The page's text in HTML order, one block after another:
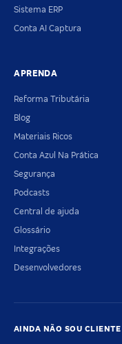
Sistema ERP
Conta AI Captura
APRENDA
Reforma Tributária
Blog
Materiais Ricos
Conta Azul Na Prática
Segurança
Podcasts
Central de ajuda
Glossário
Integrações
Desenvolvedores
AINDA NÃO SOU CLIENTE